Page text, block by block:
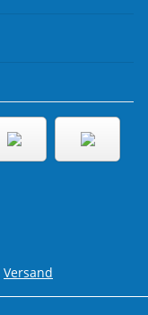
Versand